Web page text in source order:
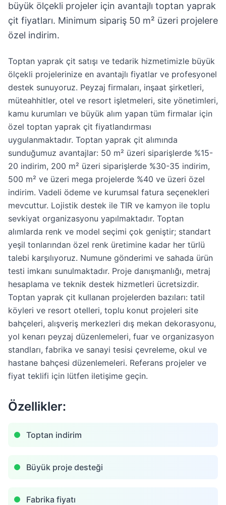
büyük ölçekli projeler için avantajlı toptan yaprak
çit fiyatları. Minimum sipariş 50 m² üzeri projelere
özel indirim.
Toptan yaprak çit satışı ve tedarik hizmetimizle büyük
ölçekli projelerinize en avantajlı fiyatlar ve profesyonel
destek sunuyoruz. Peyzaj firmaları, inşaat şirketleri,
müteahhitler, otel ve resort işletmeleri, site yönetimleri,
kamu kurumları ve büyük alım yapan tüm firmalar için
özel toptan yaprak çit fiyatlandırması
uygulanmaktadır. Toptan yaprak çit alımında
sunduğumuz avantajlar: 50 m² üzeri siparişlerde %15-
20 indirim, 200 m² üzeri siparişlerde %30-35 indirim,
500 m² ve üzeri mega projelerde %40 ve üzeri özel
indirim. Vadeli ödeme ve kurumsal fatura seçenekleri
mevcuttur. Lojistik destek ile TIR ve kamyon ile toplu
sevkiyat organizasyonu yapılmaktadır. Toptan
alımlarda renk ve model seçimi çok geniştir; standart
yeşil tonlarından özel renk üretimine kadar her türlü
talebi karşılıyoruz. Numune gönderimi ve sahada ürün
testi imkanı sunulmaktadır. Proje danışmanlığı, metraj
hesaplama ve teknik destek hizmetleri ücretsizdir.
Toptan yaprak çit kullanan projelerden bazıları: tatil
köyleri ve resort otelleri, toplu konut projeleri site
bahçeleri, alışveriş merkezleri dış mekan dekorasyonu,
yol kenarı peyzaj düzenlemeleri, fuar ve organizasyon
standları, fabrika ve sanayi tesisi çevreleme, okul ve
hastane bahçesi düzenlemeleri. Referans projeler ve
fiyat teklifi için lütfen iletişime geçin.
Özellikler:
Toptan indirim
Büyük proje desteği
Fabrika fiyatı